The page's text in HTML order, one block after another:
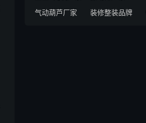
气动葫芦厂家
装修整装品牌